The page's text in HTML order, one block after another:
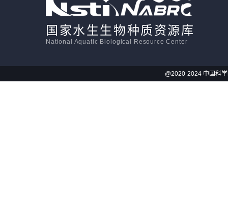
国家水生生物种质资源库
National Aquatic Biological Resource Center
@2020-2024 中国科